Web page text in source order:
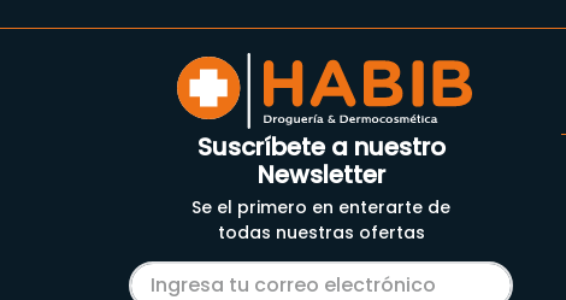
Suscríbete a nuestro
Newsletter
Se el primero en enterarte de
todas nuestras ofertas